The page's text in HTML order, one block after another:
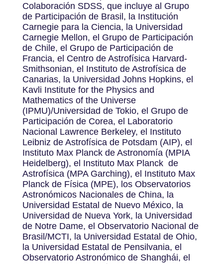
Colaboración SDSS, que incluye al Grupo
de Participación de Brasil, la Institución
Carnegie para la Ciencia, la Universidad
Carnegie Mellon, el Grupo de Participación
de Chile, el Grupo de Participación de
Francia, el Centro de Astrofísica Harvard-
Smithsonian, el Instituto de Astrofísica de
Canarias, la Universidad Johns Hopkins, el
Kavli Institute for the Physics and
Mathematics of the Universe
(IPMU)/Universidad de Tokio, el Grupo de
Participación de Corea, el Laboratorio
Nacional Lawrence Berkeley, el Instituto
Leibniz de Astrofísica de Potsdam (AIP), el
Instituto Max Planck de Astronomía (MPIA
Heidelberg), el Instituto Max Planck de
Astrofísica (MPA Garching), el Instituto Max
Planck de Física (MPE), los Observatorios
Astronómicos Nacionales de China, la
Universidad Estatal de Nuevo México, la
Universidad de Nueva York, la Universidad
de Notre Dame, el Observatorio Nacional de
Brasil/MCTI, la Universidad Estatal de Ohio,
la Universidad Estatal de Pensilvania, el
Observatorio Astronómico de Shanghái, el